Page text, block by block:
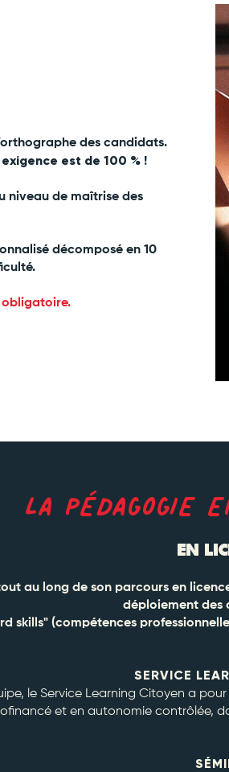
des candidats.
est de 100 % !
niveau de maîtrise des
décomposé en 10
obligatoire.
LA PÉDAGOGIE
EN
au long de son parcours en
déploiement des
skills" (compétences
SERVICE
le Service Learning Citoyen a
et en autonomie contrôlée,